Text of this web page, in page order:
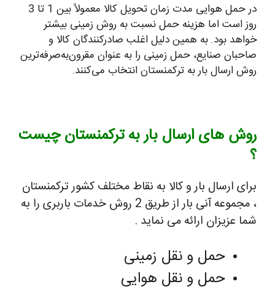
در حمل هوایی مدت زمان تحویل کالا معمولاً بین 1 تا 3
روز است اما هزینه حمل نسبت به روش زمینی بیشتر
خواهد بود. به همین دلیل اغلب صادرکنندگان کالا و
صاحبان صنایع، حمل زمینی را به عنوان مقرون‌به‌صرفه‌ترین
روش ارسال بار به ترکمنستان انتخاب می‌کنند.
روش های ارسال بار به ترکمنستان چیست
؟
برای ارسال بار و کالا به نقاط مختلف کشور ترکمنستان
، مجموعه آنی بار از طریق 2 روش خدمات باربری را به
شما عزیزان ارائه می نماید .
حمل و نقل زمینی
حمل و نقل هوایی